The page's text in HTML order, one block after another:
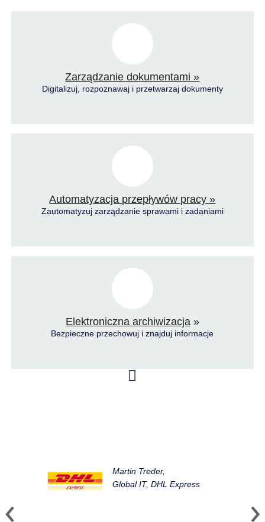
Zarządzanie dokumentami »
Digitalizuj, rozpoznawaj i przetwarzaj dokumenty
Automatyzacja przepływów pracy »
Zautomatyzuj zarządzanie sprawami i zadaniami
Elektroniczna archiwizacja »
Bezpieczne przechowuj i znajduj informacje
Martin Treder,
Global IT, DHL Express